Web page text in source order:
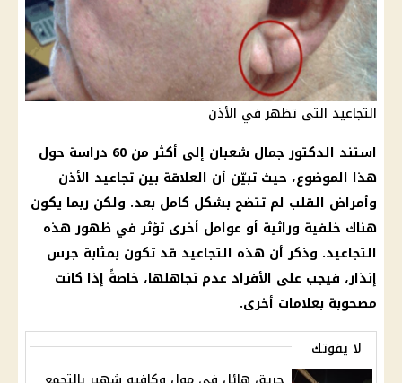
التجاعيد التى تظهر في الأذن
استند الدكتور جمال شعبان إلى أكثر من 60 دراسة حول
هذا الموضوع، حيث تبيّن أن العلاقة بين تجاعيد الأذن
وأمراض القلب لم تتضح بشكل كامل بعد. ولكن ربما يكون
هناك خلفية وراثية أو عوامل أخرى تؤثر في ظهور هذه
التجاعيد. وذكر أن هذه التجاعيد قد تكون بمثابة جرس
إنذار، فيجب على الأفراد عدم تجاهلها، خاصةً إذا كانت
مصحوبة بعلامات أخرى.
لا يفوتك